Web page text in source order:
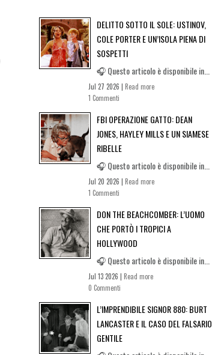
DELITTO SOTTO IL SOLE: USTINOV,
COLE PORTER E UN’ISOLA PIENA DI
SOSPETTI
🎧 Questo articolo è disponibile in...
Jul 27 2026 | Read more
1 Commenti
FBI OPERAZIONE GATTO: DEAN
JONES, HAYLEY MILLS E UN SIAMESE
RIBELLE
🎧 Questo articolo è disponibile in...
Jul 20 2026 | Read more
1 Commenti
DON THE BEACHCOMBER: L’UOMO
CHE PORTÒ I TROPICI A
HOLLYWOOD
🎧 Questo articolo è disponibile in...
Jul 13 2026 | Read more
0 Commenti
L’IMPRENDIBILE SIGNOR 880: BURT
LANCASTER E IL CASO DEL FALSARIO
GENTILE